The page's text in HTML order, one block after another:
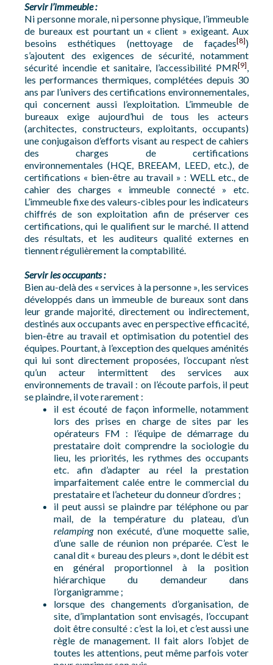
Servir l’immeuble :
Ni personne morale, ni personne physique, l’immeuble
de bureaux est pourtant un « client » exigeant. Aux
besoins esthétiques (nettoyage de façades[8])
s’ajoutent des exigences de sécurité, notamment
sécurité incendie et sanitaire, l’accessibilité PMR[9],
les performances thermiques, complétées depuis 30
ans par l’univers des certifications environnementales,
qui concernent aussi l’exploitation. L’immeuble de
bureaux exige aujourd’hui de tous les acteurs
(architectes, constructeurs, exploitants, occupants)
une conjugaison d’efforts visant au respect de cahiers
des charges de certifications
environnementales (HQE, BREEAM, LEED, etc.), de
certifications « bien-être au travail » : WELL etc., de
cahier des charges « immeuble connecté » etc.
L’immeuble fixe des valeurs-cibles pour les indicateurs
chiffrés de son exploitation afin de préserver ces
certifications, qui le qualifient sur le marché. Il attend
des résultats, et les auditeurs qualité externes en
tiennent régulièrement la comptabilité.
Servir les occupants :
Bien au-delà des « services à la personne », les services
développés dans un immeuble de bureaux sont dans
leur grande majorité, directement ou indirectement,
destinés aux occupants avec en perspective efficacité,
bien-être au travail et optimisation du potentiel des
équipes. Pourtant, à l’exception des quelques aménités
qui lui sont directement proposées, l’occupant n’est
qu’un acteur intermittent des services aux
environnements de travail : on l’écoute parfois, il peut
se plaindre, il vote rarement :
il est écouté de façon informelle, notamment
lors des prises en charge de sites par les
opérateurs FM : l’équipe de démarrage du
prestataire doit comprendre la sociologie du
lieu, les priorités, les rythmes des occupants
etc. afin d’adapter au réel la prestation
imparfaitement calée entre le commercial du
prestataire et l’acheteur du donneur d’ordres ;
il peut aussi se plaindre par téléphone ou par
mail, de la température du plateau, d’un
relampingnon exécuté, d’une moquette salie,
d’une salle de réunion non préparée. C’est le
canal dit « bureau des pleurs », dont le débit est
en général proportionnel à la position
hiérarchique du demandeur dans
l’organigramme ;
lorsque des changements d’organisation, de
site, d’implantation sont envisagés, l’occupant
doit être consulté : c’est la loi, et c’est aussi une
règle de management. Il fait alors l’objet de
toutes les attentions, peut même parfois voter